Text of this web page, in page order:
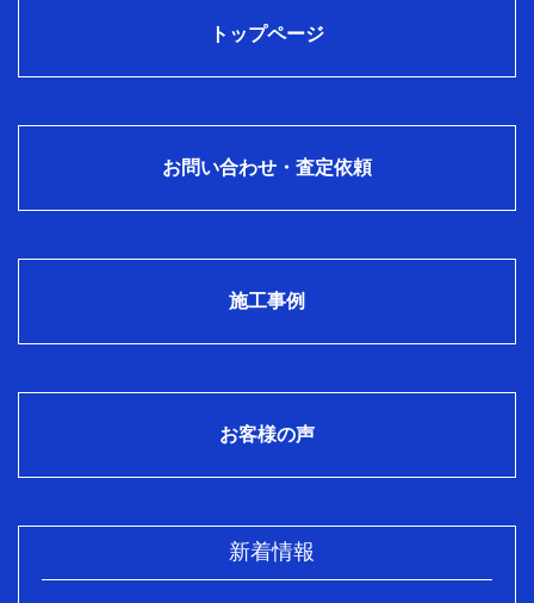
トップページ
お問い合わせ・査定依頼
施工事例
お客様の声
新着情報